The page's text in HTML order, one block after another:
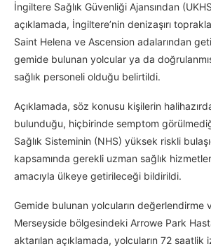
İngiltere Sağlık Güvenliği Ajansından
açıklamada, İngiltere’nin denizaşırı
Saint Helena ve Ascension adalarından
gemide bulunan yolcular ya da
sağlık personeli olduğu belirtildi.
Açıklamada, söz konusu kişilerin
bulunduğu, hiçbirinde semptom
Sağlık Sisteminin (NHS) yüksek riskli
kapsamında gerekli uzman sağlık
amacıyla ülkeye getirileceği bildirildi.
Gemide bulunan yolcuların değerlendirme
Merseyside bölgesindeki Arrowe Park
aktarılan açıklamada, yolcuların 72 saatlik